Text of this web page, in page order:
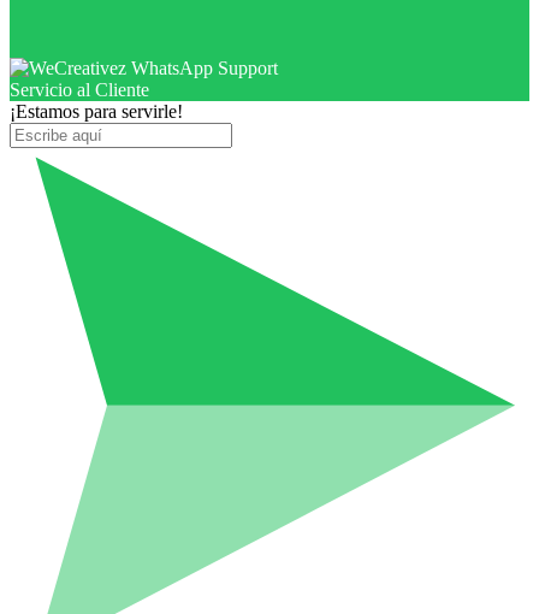
Servicio al Cliente
¡Estamos para servirle!